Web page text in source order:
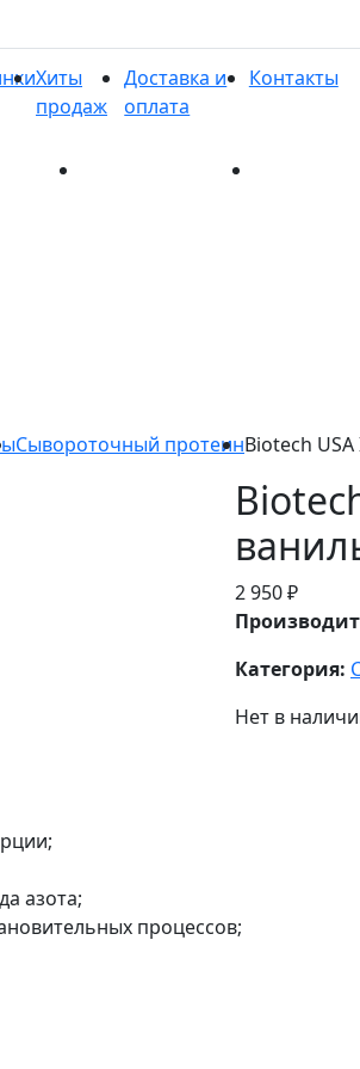
Хиты
продаж
Доставка и
оплата
Контакты
продаж Доставка и оплата
Сывороточный протеинBiotech
2 950 ₽
Категория:
Нет в
азота;
процессов;